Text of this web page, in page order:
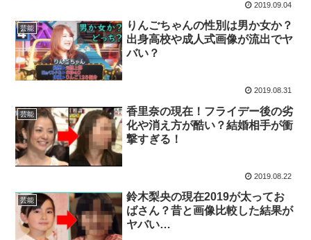
2019.09.04
芸能
りんごちゃんの性別は男か女か？
出身高校や成人式画像が流出でヤ
バい？
2019.08.31
芸能
香里奈の現在！フライデー後の劣
化や消え方が酷い？結婚相手が衝
撃すぎる！
2019.08.22
芸能
鈴木梨央の現在2019が太ってお
ばさん？昔と画像比較した結果が
ヤバい…